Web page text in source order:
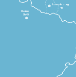
Reims
2h45
Luxembourg
4h